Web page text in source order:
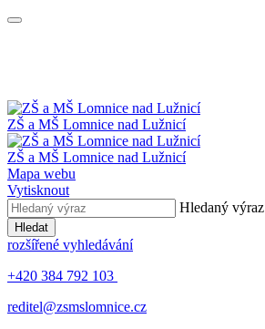
ZŠ a MŠ Lomnice nad Lužnicí
ZŠ a MŠ Lomnice nad Lužnicí
Mapa webu
Vytisknout
Hledaný výraz
Hledat
rozšířené vyhledávání
+420 384 792 103
reditel@zsmslomnice.cz